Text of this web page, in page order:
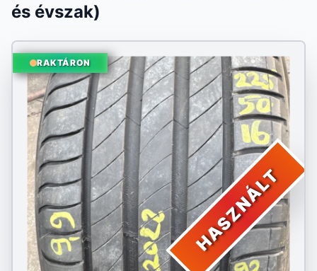
és évszak)
HASZNÁLT
RAKTÁRON